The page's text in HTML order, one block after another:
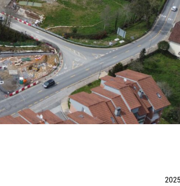
2025